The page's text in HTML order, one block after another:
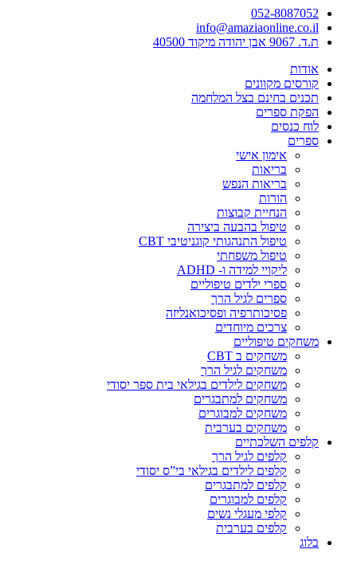
052-8087052
info@amaziaonline.co.il
ת.ד. 9067 אבן יהודה מיקוד 40500
אודות
קורסים מקוונים
תכנים בחינם בצל המלחמה
הפקת ספרים
לוח כנסים
ספרים
אימון אישי
בריאות
בריאות הנפש
הורות
הנחיית קבוצות
טיפול בהבעה ביצירה
טיפול התנהגותי קוגניטיבי CBT
טיפול משפחתי
ליקויי למידה ו- ADHD
ספרי ילדים טיפוליים
ספרים לגיל הרך
פסיכותרפיה ופסיכואנליזה
צרכים מיוחדים
משחקים טיפוליים
משחקים ב CBT
משחקים לגיל הרך
משחקים לילדים בגילאי בית ספר יסודי
משחקים למתבגרים
משחקים למבוגרים
משחקים בערבית
קלפים השלכתיים
קלפים לגיל הרך
קלפים לילדים בגילאי בי”ס יסודי
קלפים למתבגרים
קלפים למבוגרים
קלפי מעגלי נשים
קלפים בערבית
בלוג